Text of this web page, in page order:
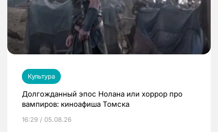
Культура
Долгожданный эпос Нолана или хоррор про
вампиров: киноафиша Томска
16:29 / 05.08.26